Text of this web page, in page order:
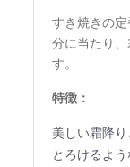
すき焼きの
分に当たり
す。
特徴：
美しい霜降
とろけるよ